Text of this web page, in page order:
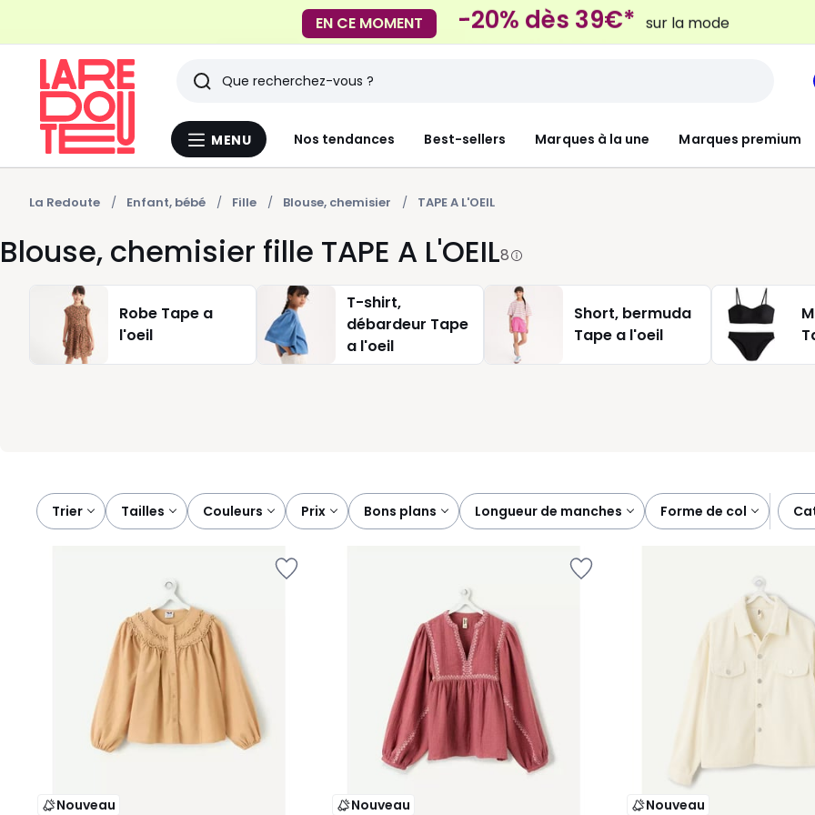
Livraison en Locker Mondial Relay pour vos petits articles
Menu
MENU Nos tendances Best-sellers Marques à la une Marques premium
Rechercher
Derniers
articles
vus
La Redoute Enfant, bébé Fille Blouse, chemisier TAPE A L'OEIL
Blouse, chemisier fille TAPE A L'OEIL8
Robe Tape a
l'oeil
T-shirt,
débardeur Tape
a l'oeil
Short, bermuda
Tape a l'oeil
Trier
tailles couleurs prix bons plans longueur de manches forme de col
Nouveau Nouveau Nouveau